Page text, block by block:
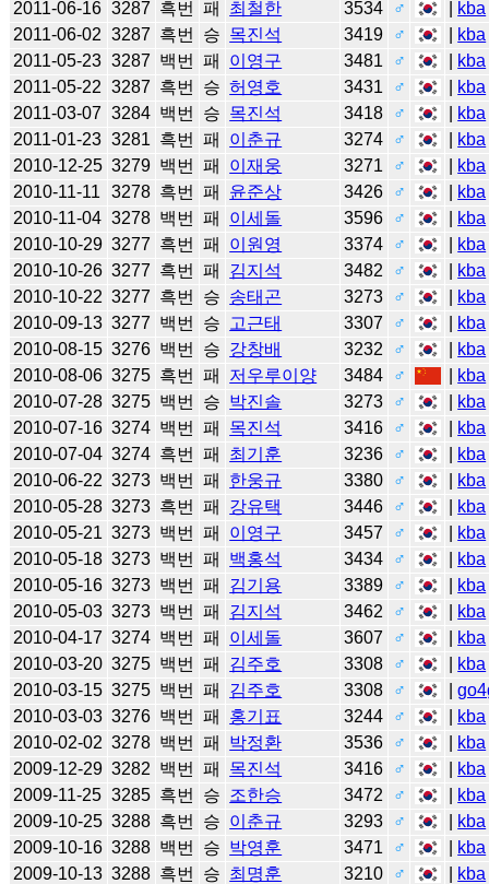
2011-06-16 3287 흑번 패 최철한 3534 ♂ kba
2011-06-02 3287 흑번 승 목진석 3419 ♂ kba
2011-05-23 3287 백번 패 이영구 3481 ♂ kba
2011-05-22 3287 흑번 승 허영호 3431 ♂ kba
2011-03-07 3284 백번 승 목진석 3418 ♂ kba
2011-01-23 3281 흑번 패 이춘규 3274 ♂ kba
2010-12-25 3279 백번 패 이재웅 3271 ♂ kba
2010-11-11
3278 흑번 패 윤준상 3426 ♂ kba
2010-11-04 3278 백번 패 이세돌 3596 ♂ kba
2010-10-29 3277 흑번 패 이원영 3374 ♂ kba
2010-10-26 3277 흑번 패 김지석 3482 ♂ kba
2010-10-22 3277 흑번 승 송태곤 3273 ♂ kba
2010-09-13 3277 백번 승 고근태 3307 ♂ kba
2010-08-15 3276 백번 승 강창배 3232 ♂ kba
2010-08-06 3275 흑번 패 저우루이양 3484 ♂ kba
2010-07-28 3275 백번 승 박진솔 3273 ♂ kba
2010-07-16 3274 백번 패 목진석 3416 ♂ kba
2010-07-04 3274 흑번 패 최기훈 3236 ♂ kba
2010-06-22 3273 백번 패 한웅규 3380 ♂ kba
2010-05-28 3273 흑번 패 강유택 3446 ♂ kba
2010-05-21 3273 백번 패 이영구 3457 ♂ kba
2010-05-18 3273 백번 패 백홍석 3434 ♂ kba
2010-05-16 3273 백번 패 김기용 3389 ♂ kba
2010-05-03 3273 백번 패 김지석 3462 ♂ kba
2010-04-17 3274 백번 패 이세돌 3607 ♂ kba
2010-03-20 3275 백번 패 김주호 3308 ♂ kba
2010-03-15 3275 백번 패 김주호 3308 ♂ |
2010-03-03 3276 백번 패 홍기표 3244 ♂ kba
2010-02-02 3278 백번 패 박정환 3536 ♂ kba
2009-12-29 3282 백번 패 목진석 3416 ♂ kba
2009-11-25 3285 흑번 승 조한승 3472 ♂ kba
2009-10-25 3288 흑번 승 이춘규 3293 ♂ kba
2009-10-16 3288 백번 승 박영훈 3471 ♂ kba
2009-10-13 3288 흑번 승 최명훈 3210 ♂ kba